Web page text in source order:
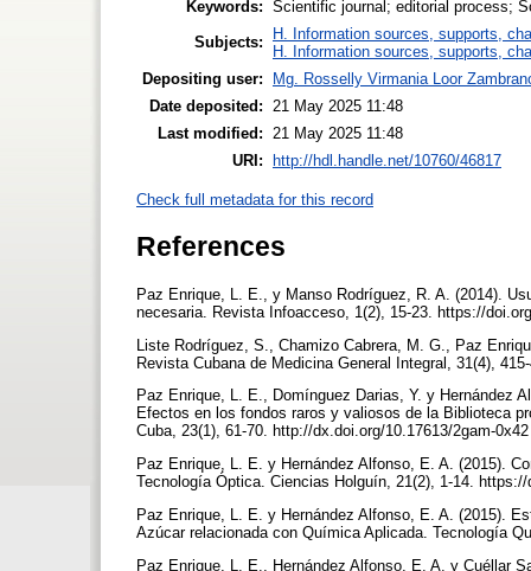
Keywords: Scientific journal; editorial process;
Subjects:
H. Information sources, supports,
H. Information sources, supports,
Depositing user:
Mg. Rosselly Virmania Loor
Date deposited:
21 May 2025 11:48
Last modified:
21 May 2025 11:48
URI:
http://hdl.handle.net/10760/46817
Check full metadata for this record
References
Paz Enrique, L. E., y Manso Rodríguez, R. A. (2014).
necesaria. Revista Infoacceso, 1(2), 15-23. https://
Liste Rodríguez, S., Chamizo Cabrera, M. G., Paz
Revista Cubana de Medicina General Integral, 31(4),
Paz Enrique, L. E., Domínguez Darias, Y. y Hernández
Efectos en los fondos raros y valiosos de la Biblioteca
Cuba, 23(1), 61-70. http://dx.doi.org/10.17613/2gam-
Paz Enrique, L. E. y Hernández Alfonso, E. A. (2015).
Tecnología Óptica. Ciencias Holguín, 21(2), 1-14.
Paz Enrique, L. E. y Hernández Alfonso, E. A. (2015).
Azúcar relacionada con Química Aplicada. Tecnología
Paz Enrique, L. E., Hernández Alfonso, E. A. y Cuéllar